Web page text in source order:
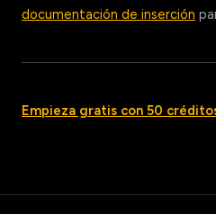
documentación de inserción
Empieza gratis con 50